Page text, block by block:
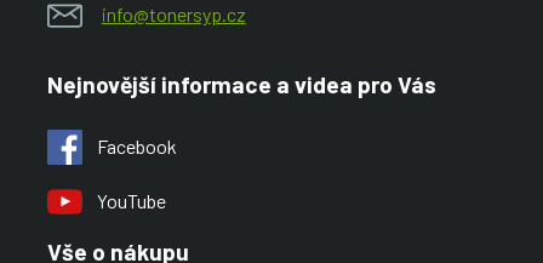
info@tonersyp.cz
Nejnovější informace a videa pro Vás
Facebook
YouTube
Vše o nákupu